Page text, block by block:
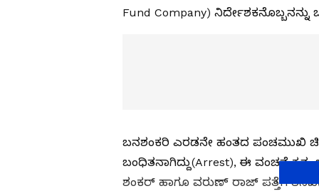
Fund Company)
ಬನಶಂಕರಿ ಎರಡನೇ ಹಂತದ ಪಂಚಮುಖಿ
ಬಂಧಿತನಾಗಿದ್ದು(Arrest), ಈ ವಂಚನೆ
ಶಂಕರ್‌ ಹಾಗೂ ವರುಣ್‌ ರಾಜ್‌ ಪತ್ತೆಗೆ